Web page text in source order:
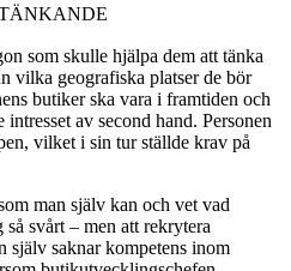
som skulle hjälpa dem att tänka
vilka geografiska platser de bör
butiker ska vara i framtiden och
intresset av second hand. Personen
vilket i sin tur ställde krav på
man själv kan och vet vad
svårt – men att rekrytera
själv saknar kompetens inom